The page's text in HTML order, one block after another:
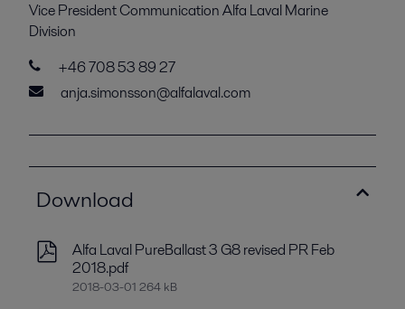
Vice President Communication Alfa Laval Marine
Division
+46 708 53 89 27
anja.simonsson@alfalaval.com
Download
Alfa Laval PureBallast 3 G8 revised PR Feb
2018.pdf
2018-03-01 264 kB